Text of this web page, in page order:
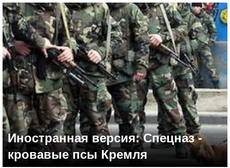
Иностранная версия: Спецназ -
кровавые псы Кремля